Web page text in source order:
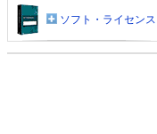
ソフト・ライセンス